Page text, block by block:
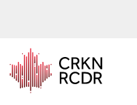
principal